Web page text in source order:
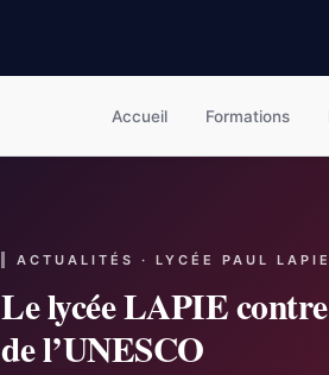
Accueil Formations
ACTUALITÉS · LYCÉE PAUL LAPIE
Le lycée LAPIE
de l’UNESCO